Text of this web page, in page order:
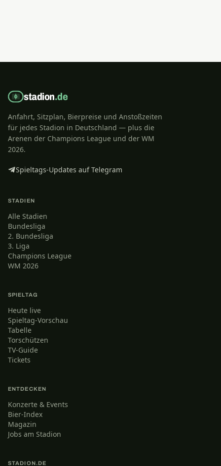
stadion.de
Anfahrt, Sitzplan, Bierpreise und Anstoßzeiten
für jedes Stadion in Deutschland — plus die
Arenen der Champions League und der WM
2026.
Spieltags-Updates auf Telegram
STADIEN
Alle Stadien
Bundesliga
2. Bundesliga
3. Liga
Champions League
WM 2026
SPIELTAG
Heute live
Spieltag-Vorschau
Tabelle
Torschützen
TV-Guide
Tickets
ENTDECKEN
Konzerte & Events
Bier-Index
Magazin
Jobs am Stadion
STADION.DE